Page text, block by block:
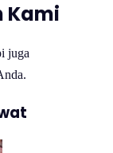
Kami
juga